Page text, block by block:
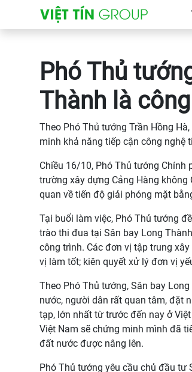
Phó Thủ
Thành là
Theo Phó Thủ tướng Trần Hồng
minh khả năng tiếp cận công nghệ
Chiều 16/10, Phó Thủ tướng Chính
trường xây dựng Cảng Hàng
quan về tiến độ giải phóng mặt
Tại buổi làm việc, Phó Thủ tướng
trào thi đua tại Sân bay Long
công trình. Các đơn vị tập trung
vị làm tốt; kiên quyết xử lý đơn vị
Theo Phó Thủ tướng, Sân bay
nước, người dân rất quan tâm, đặt
tạp, lớn nhất từ trước đến nay ở
Việt Nam sẽ chứng minh mình đã
đất nước được nâng lên.
Phó Thủ tướng yêu cầu chủ đầu tư